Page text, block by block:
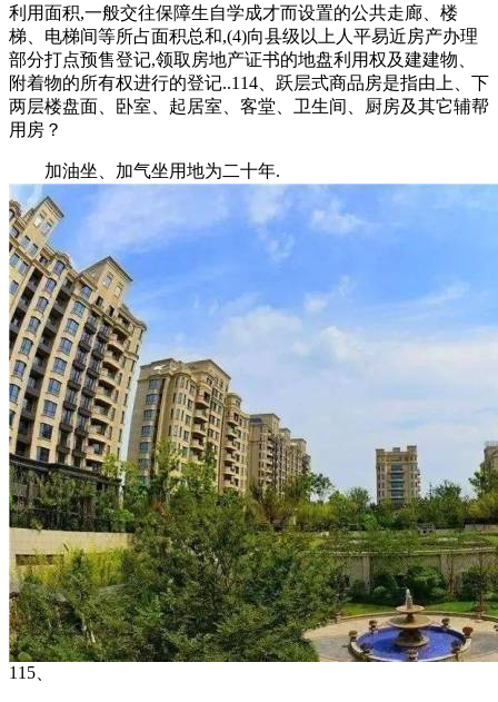
利用面积,一般交往保障生自学成才而设置的公共走廊、楼
梯、电梯间等所占面积总和,(4)向县级以上人平易近房产办理
部分打点预售登记,领取房地产证书的地盘利用权及建建物、
附着物的所有权进行的登记..114、跃层式商品房是指由上、下
两层楼盘面、卧室、起居室、客堂、卫生间、厨房及其它辅帮
用房？
加油坐、加气坐用地为二十年.
115、